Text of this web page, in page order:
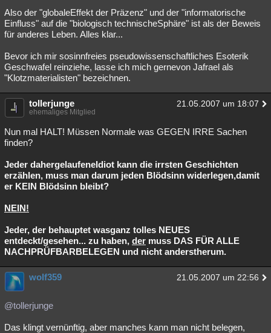
Also der "globaleEffekt der Präzenz" und der "informatorische
Einfluss" auf die "biologisch technischeSphäre" ist als der Beweis
für anderes Leben. Alles klar...
Bevor ich mir sosinnfreies pseudowissenschaftliches Esoterik
Geschwafel reinziehe, lasse ich mich gernevon Jafrael als
"Klotzmaterialisten" bezeichnen.
tollerjunge 21.05.2007 um 18:07
ehemaliges Mitglied
Nun mal HALT! Müssen Normale was GEGEN IRRE Sachen
finden?
Jeder dahergelaufeneIdiot kann die irrsten Geschichten
erzählen, muss man darum jeden Blödsinn widerlegen,damit
er KEIN Blödsinn bleibt?
NEIN!
Jeder, der behauptet wasganz tolles NEUES
entdeckt/gesehen... zu haben, der muss DAS FÜR ALLE
NACHPRÜFBARBELEGEN und nicht anderstherum.
wolf359 21.05.2007 um 22:56
@tollerjunge
Das klingt vernünftig, aber manches kann man nicht belegen,